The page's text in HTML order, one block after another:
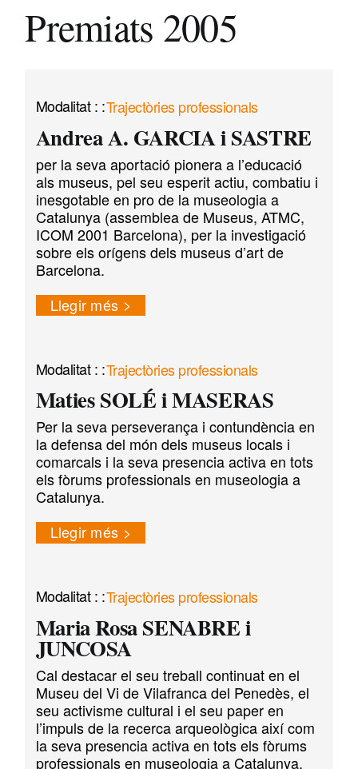
Premiats 2005
Trajectòries professionals
Andrea A. GARCIA i SASTRE
per la seva aportació pionera a l’educació
als museus, pel seu esperit actiu, combatiu i
inesgotable en pro de la museologia a
Catalunya (assemblea de Museus, ATMC,
ICOM 2001 Barcelona), per la investigació
sobre els orígens dels museus d’art de
Barcelona.
Llegir més
Trajectòries professionals
Maties SOLÉ i MASERAS
Per la seva perseverança i contundència en
la defensa del món dels museus locals i
comarcals i la seva presencia activa en tots
els fòrums professionals en museologia a
Catalunya.
Llegir més
Trajectòries professionals
Maria Rosa SENABRE i
JUNCOSA
Cal destacar el seu treball continuat en el
Museu del Vi de Vilafranca del Penedès, el
seu activisme cultural i el seu paper en
l’impuls de la recerca arqueològica així com
la seva presencia activa en tots els fòrums
professionals en museologia a Catalunya.